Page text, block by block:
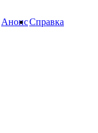
АнонсСправка